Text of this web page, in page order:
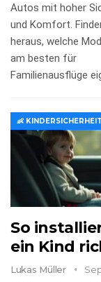
Autos mit hoher
und Komfort.
heraus, welche
am besten für
Familienausflüge
So
ein Kind
Lukas Müller